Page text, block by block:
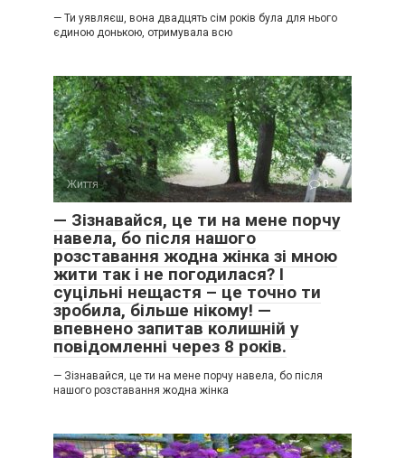
— Ти уявляєш, вона двадцять сім років була для нього
єдиною донькою, отримувала всю
Життя 0
— Зізнавайся, це ти на мене порчу
навела, бо після нашого
розставання жодна жінка зі мною
жити так і не погодилася? І
суцільні нещастя – це точно ти
зробила, більше нікому! —
впевнено запитав колишній у
повідомленні через 8 років.
— Зізнавайся, це ти на мене порчу навела, бо після
нашого розставання жодна жінка